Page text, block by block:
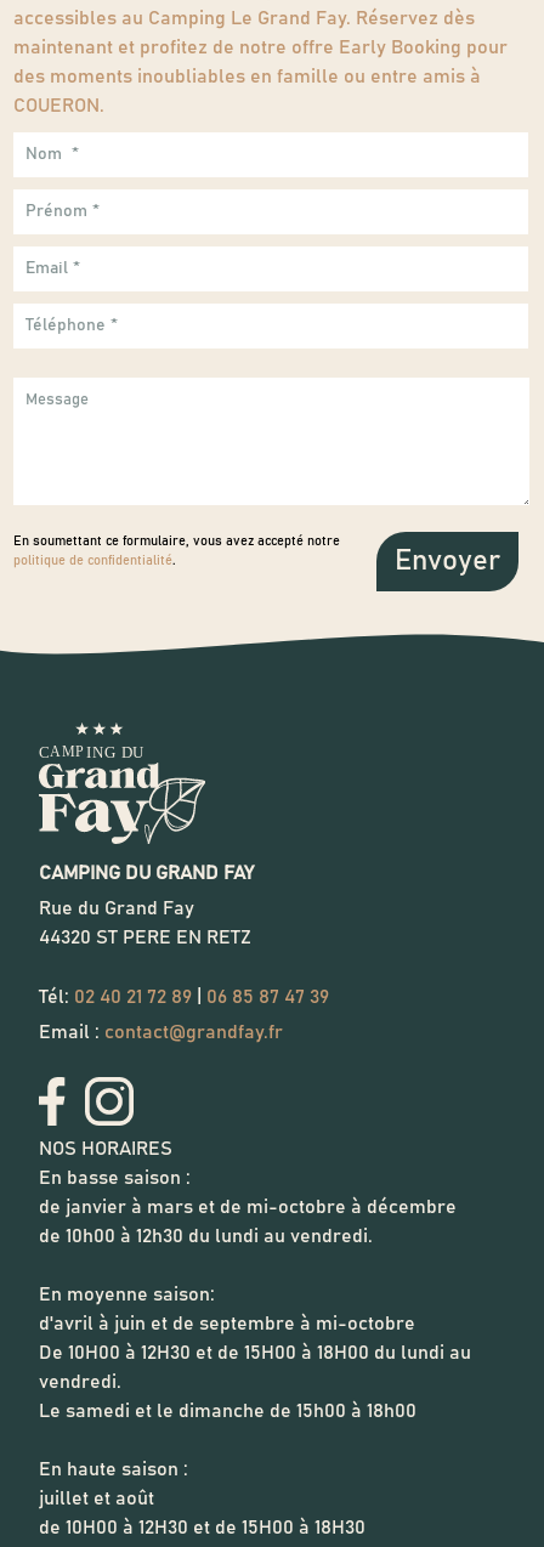
accessibles au Camping Le Grand Fay. Réservez dès
maintenant et profitez de notre offre Early Booking pour
des moments inoubliables en famille ou entre amis à
COUERON.
En soumettant ce formulaire, vous avez accepté notre
politique de confidentialité.
CAMPING DU GRAND FAY
Rue du Grand Fay
44320 ST PERE EN RETZ
Tél: 02 40 21 72 89
06 85 87 47 39
Email : contact@grandfay.fr
NOS HORAIRES
En basse saison :
de janvier à mars et de mi-octobre à décembre
de 10h00 à 12h30 du lundi au vendredi.
En moyenne saison:
d'avril à juin et de septembre à mi-octobre
De 10H00 à 12H30 et de 15H00 à 18H00 du lundi au
vendredi.
Le samedi et le dimanche de 15h00 à 18h00
En haute saison :
juillet et août
de 10H00 à 12H30 et de 15H00 à 18H30